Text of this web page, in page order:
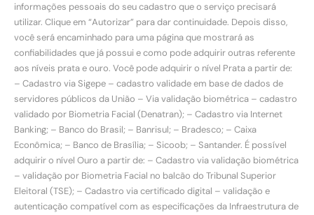
informações pessoais do seu cadastro que o serviço precisará
utilizar. Clique em “Autorizar” para dar continuidade. Depois disso,
você será encaminhado para uma página que mostrará as
confiabilidades que já possui e como pode adquirir outras referente
aos níveis prata e ouro. Você pode adquirir o nível Prata a partir de:
– Cadastro via Sigepe – cadastro validade em base de dados de
servidores públicos da União – Via validação biométrica – cadastro
validado por Biometria Facial (Denatran); – Cadastro via Internet
Banking; – Banco do Brasil; – Banrisul; – Bradesco; – Caixa
Econômica; – Banco de Brasília; – Sicoob; – Santander. É possível
adquirir o nível Ouro a partir de: – Cadastro via validação biométrica
– validação por Biometria Facial no balcão do Tribunal Superior
Eleitoral (TSE); – Cadastro via certificado digital – validação e
autenticação compatível com as especificações da Infraestrutura de